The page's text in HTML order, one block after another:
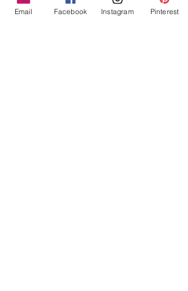
Email Facebook Instagram Pinterest